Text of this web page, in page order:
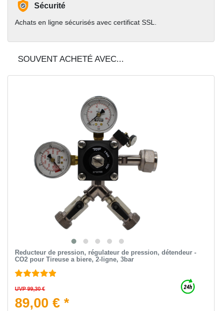
Sécurité
Achats en ligne sécurisés avec certificat SSL.
SOUVENT ACHETÉ AVEC...
Reducteur de pression, régulateur de pression, détendeur -
CO2 pour Tireuse a biere, 2-ligne, 3bar
UVP 99,30 €
89,00 € *